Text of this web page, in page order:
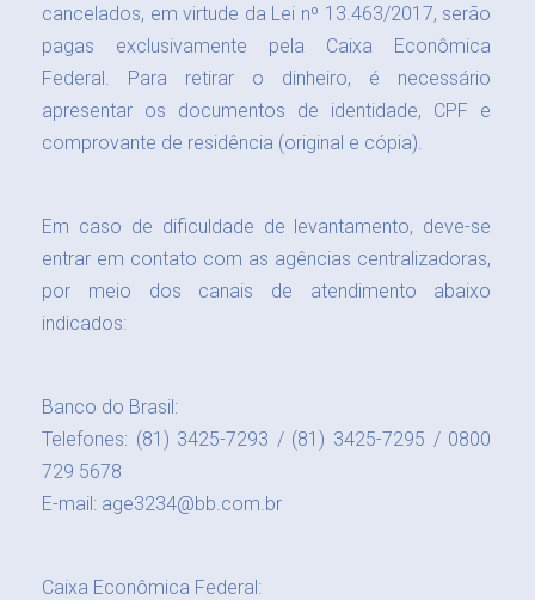
cancelados, em virtude da Lei nº 13.463/2017, serão
pagas exclusivamente pela Caixa Econômica
Federal. Para retirar o dinheiro, é necessário
apresentar os documentos de identidade, CPF e
comprovante de residência (original e cópia).
Em caso de dificuldade de levantamento, deve-se
entrar em contato com as agências centralizadoras,
por meio dos canais de atendimento abaixo
indicados:
Banco do Brasil:
Telefones: (81) 3425-7293 / (81) 3425-7295 / 0800
729 5678
E-mail: age3234@bb.com.br
Caixa Econômica Federal: